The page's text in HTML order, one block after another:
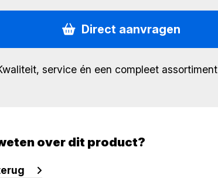
Direct aanvragen
service én een compleet assortiment
over dit product?